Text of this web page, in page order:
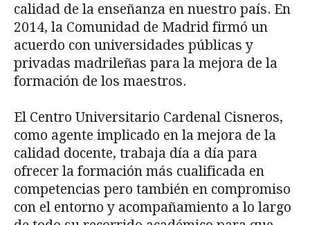
calidad de la enseñanza en nuestro país. En
2014, la Comunidad de Madrid firmó un
acuerdo con universidades públicas y
privadas madrileñas para la mejora de la
formación de los maestros.
El Centro Universitario Cardenal Cisneros,
como agente implicado en la mejora de la
calidad docente, trabaja día a día para
ofrecer la formación más cualificada en
competencias pero también en compromiso
con el entorno y acompañamiento a lo largo